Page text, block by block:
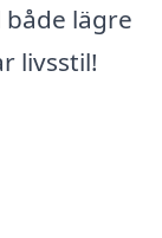
lägre
livsstil!